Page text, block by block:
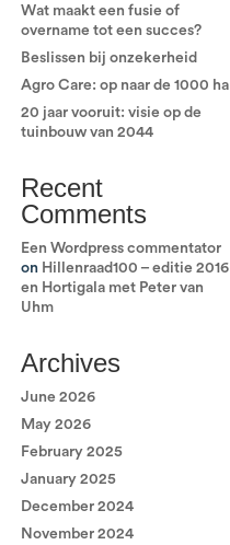
Wat maakt een fusie of
overname tot een succes?
Beslissen bij onzekerheid
Agro Care: op naar de 1000 ha
20 jaar vooruit: visie op de
tuinbouw van 2044
Recent
Comments
Een Wordpress commentator
on Hillenraad100 – editie 2016
en Hortigala met Peter van
Uhm
Archives
June 2026
May 2026
February 2025
January 2025
December 2024
November 2024